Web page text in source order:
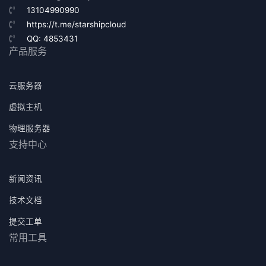
13104990990
https://t.me/starshipcloud
QQ: 4853431
产品服务
云服务器
虚拟主机
物理服务器
支持中心
新闻资讯
技术文档
提交工单
常用工具